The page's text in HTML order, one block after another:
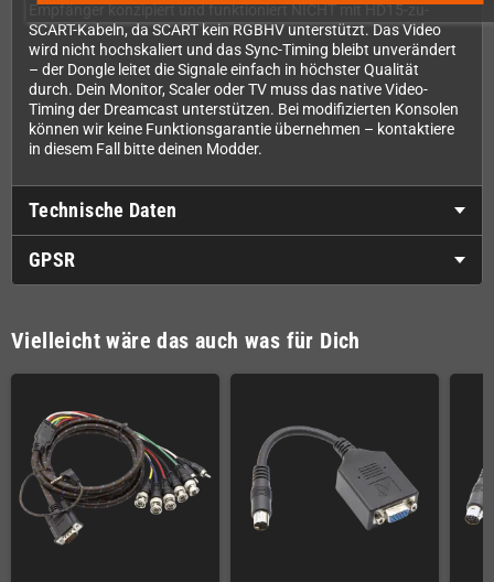
Empfänger konzipiert und funktioniert NICHT mit HD15-zu-
SCART-Kabeln, da SCART kein RGBHV unterstützt. Das Video
wird nicht hochskaliert und das Sync-Timing bleibt unverändert
– der Dongle leitet die Signale einfach in höchster Qualität
durch. Dein Monitor, Scaler oder TV muss das native Video-
Timing der Dreamcast unterstützen. Bei modifizierten Konsolen
können wir keine Funktionsgarantie übernehmen – kontaktiere
in diesem Fall bitte deinen Modder.
Technische Daten
GPSR
Vielleicht wäre das auch was für Dich